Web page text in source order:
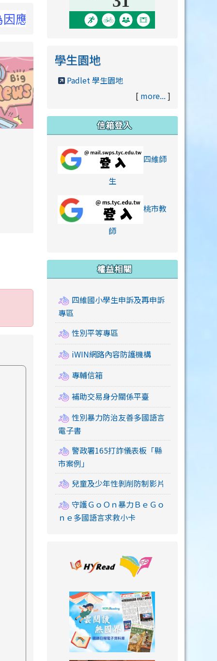
NCC官網
xiaohongshu.html
xiaohongshu.html
學生園地
Padlet 學生園地
[ more... ]
信箱登入
四維師
生link to https://
桃市教
師link to https://
權益相關
四維國小學生申訴及再申訴
專區
性別平等專區
iWIN網路內容防護機構
專輔信箱
補助交易身分關係平臺
性別暴力防治友善多國語言
電子書
警政署165打詐儀表板「縣
市案例」
兒童及少年性剝削防制影片
守護ＧｏＯｎ暴力ＢｅＧｏ
ｎｅ多國語言求救小卡